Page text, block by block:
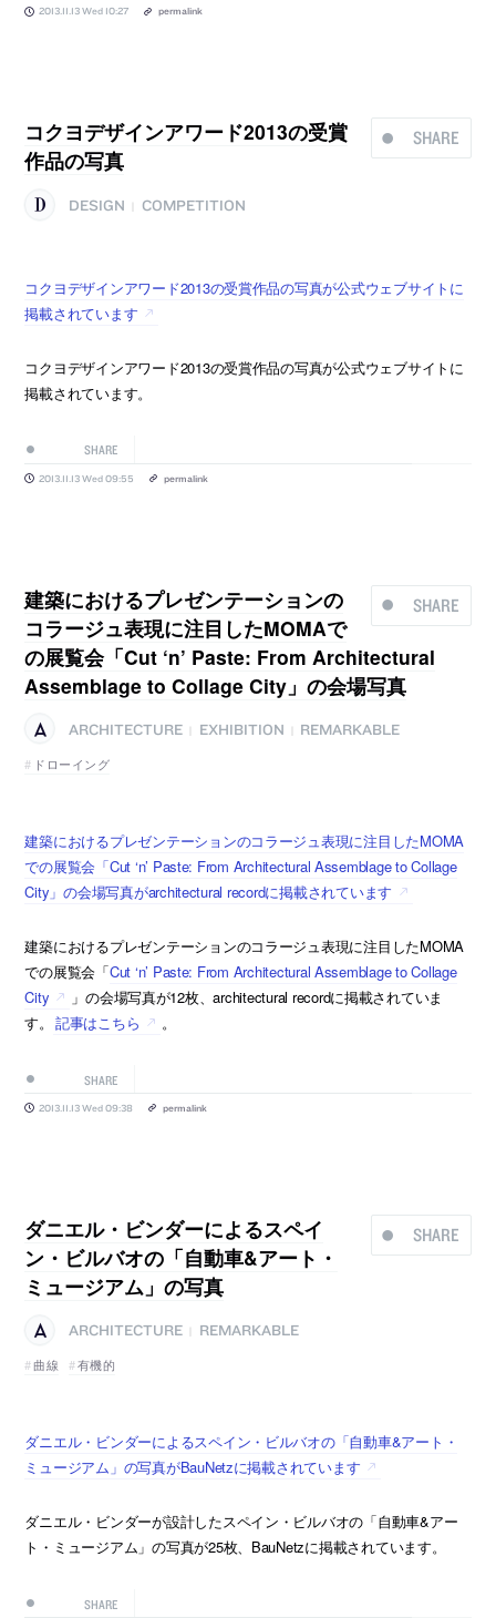
2013.11.13 Wed 10:27 permalink
SHARE
コクヨデザインアワード2013の受賞
作品の写真
DESIGN COMPETITION
コクヨデザインアワード2013の受賞作品の写真が公式ウェブサイトに
掲載されています
コクヨデザインアワード2013の受賞作品の写真が公式ウェブサイトに
掲載されています。
SHARE
2013.11.13 Wed 09:55 permalink
SHARE
建築におけるプレゼンテーションの
コラージュ表現に注目したMOMAで
の展覧会「Cut ‘n’ Paste: From Architectural
Assemblage to Collage City」の会場写真
ARCHITECTURE EXHIBITION
REMARKABLE
ドローイング
建築におけるプレゼンテーションのコラージュ表現に注目したMOMA
での展覧会「Cut ‘n’ Paste: From Architectural Assemblage to Collage
City」の会場写真がarchitectural recordに掲載されています
建築におけるプレゼンテーションのコラージュ表現に注目したMOMA
での展覧会「Cut ‘n’ Paste: From Architectural Assemblage to Collage
City
」の会場写真が12枚、architectural recordに掲載されていま
す。 記事はこちら 。
SHARE
2013.11.13 Wed 09:38 permalink
SHARE
ダニエル・ビンダーによるスペイ
ン・ビルバオの「自動車&アート・
ミュージアム」の写真
ARCHITECTURE
REMARKABLE
曲線
有機的
ダニエル・ビンダーによるスペイン・ビルバオの「自動車&アート・
ミュージアム」の写真がBauNetzに掲載されています
ダニエル・ビンダーが設計したスペイン・ビルバオの「自動車&アー
ト・ミュージアム」の写真が25枚、BauNetzに掲載されています。
SHARE